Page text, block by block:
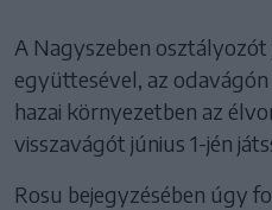
A Nagyszeben osztályozót
együttesével, az
hazai környezetben az
visszavágót június 1-jén
Rosu bejegyzésében úgy